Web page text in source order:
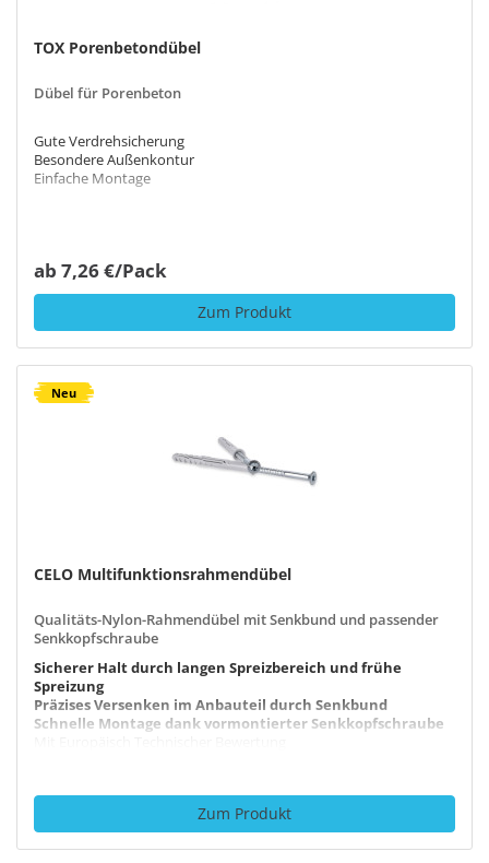
Gipskartonplatte
Naturstein
3 Produkte
TOX Porenbetondübel
Dübel für Porenbeton
Gute Verdrehsicherung
Besondere Außenkontur
Einfache Montage
ab 7,26 €/Pack
Zum Produkt
Neu
CELO Multifunktionsrahmendübel
Qualitäts-Nylon-Rahmendübel mit Senkbund und passender
Senkkopfschraube
Sicherer Halt durch langen Spreizbereich und frühe
Spreizung
Präzises Versenken im Anbauteil durch Senkbund
Schnelle Montage dank vormontierter Senkkopfschraube
Zum Produkt